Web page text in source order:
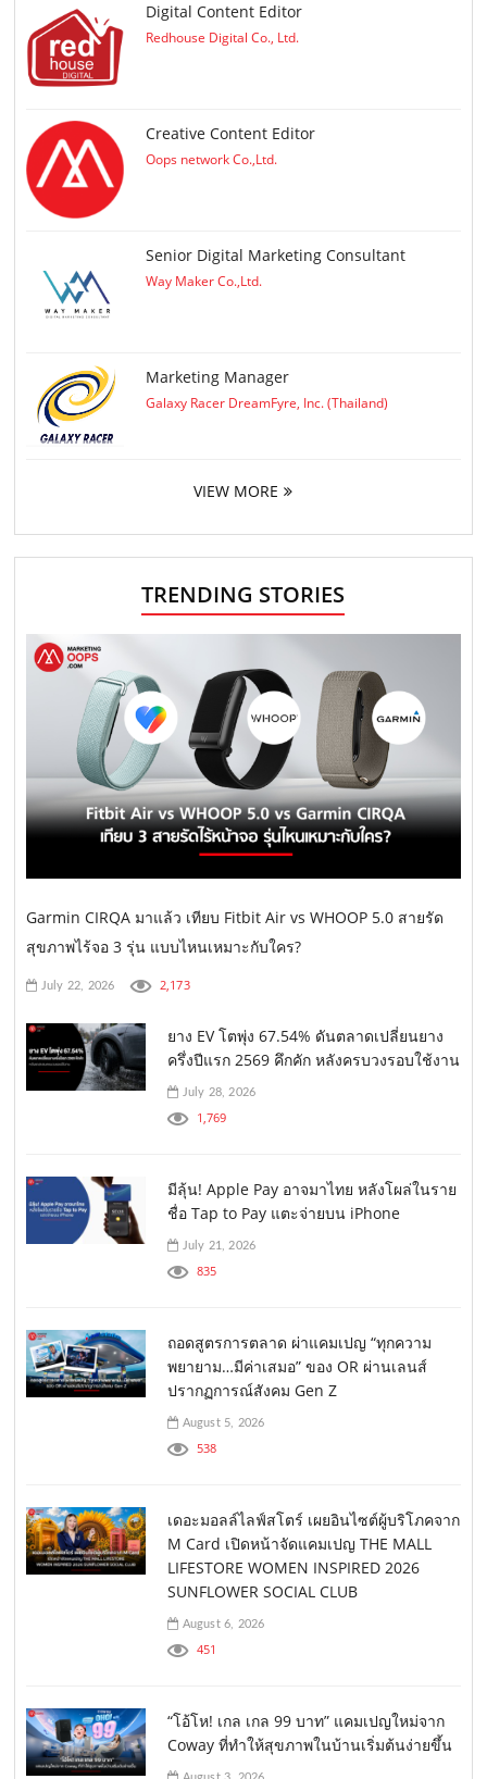
Digital Content Editor
Redhouse Digital Co., Ltd.
Creative Content Editor
Oops network Co.,Ltd.
Senior Digital Marketing Consultant
Way Maker Co.,Ltd.
Marketing Manager
Galaxy Racer DreamFyre, Inc. (Thailand)
VIEW MORE
TRENDING STORIES
Garmin CIRQA มาแล้ว เทียบ Fitbit Air vs WHOOP 5.0 สายรัด
สุขภาพไร้จอ 3 รุ่น แบบไหนเหมาะกับใคร?
July 22, 2026 2,173
ยาง EV โตพุ่ง 67.54% ดันตลาดเปลี่ยนยาง
ครึ่งปีแรก 2569 คึกคัก หลังครบวงรอบใช้งาน
July 28, 2026
1,769
มีลุ้น! Apple Pay อาจมาไทย หลังโผล่ในราย
ชื่อ Tap to Pay แตะจ่ายบน iPhone
July 21, 2026
835
ถอดสูตรการตลาด ผ่าแคมเปญ “ทุกความ
พยายาม…มีค่าเสมอ” ของ OR ผ่านเลนส์
ปรากฏการณ์สังคม Gen Z
August 5, 2026
538
เดอะมอลล์ไลฟ์สโตร์ เผยอินไซต์ผู้บริโภคจาก
M Card เปิดหน้าจัดแคมเปญ THE MALL
LIFESTORE WOMEN INSPIRED 2026
SUNFLOWER SOCIAL CLUB
August 6, 2026
451
“โอ้โห! เกล เกล 99 บาท” แคมเปญใหม่จาก
Coway ที่ทำให้สุขภาพในบ้านเริ่มต้นง่ายขึ้น